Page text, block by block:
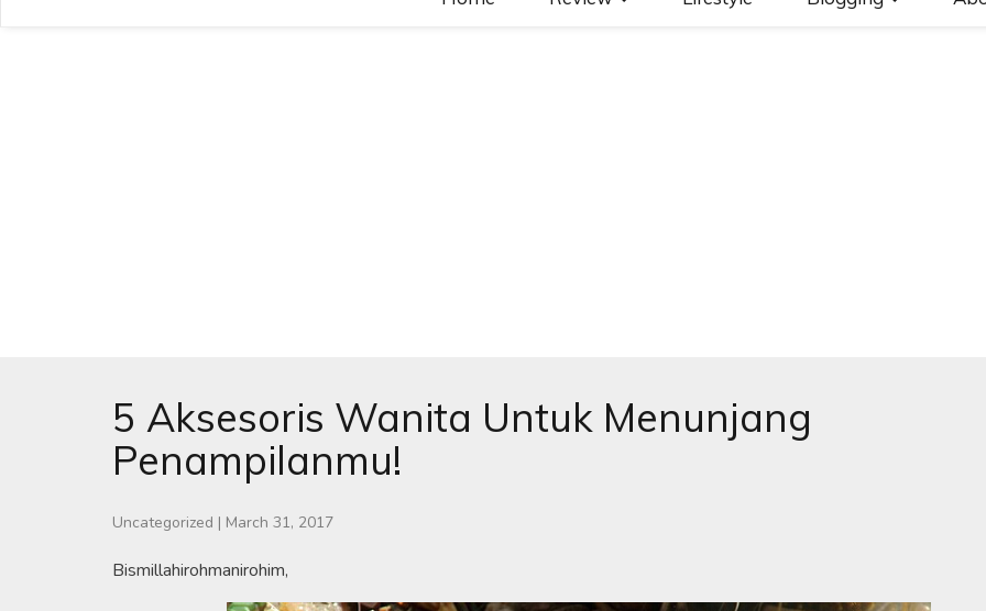
5 Aksesoris Wanita Untuk Menunjang
Penampilanmu!
Uncategorized | March 31, 2017
Bismillahirohmanirohim,